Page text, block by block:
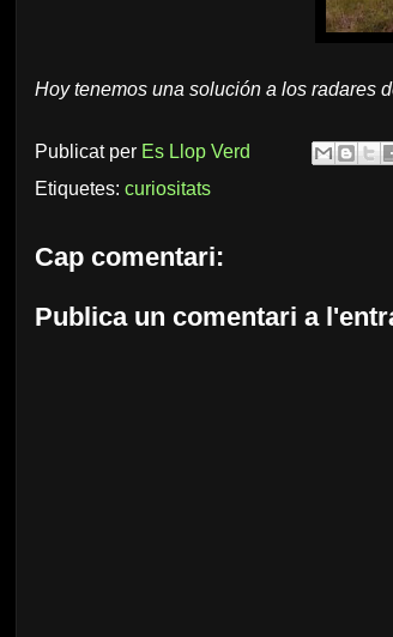
Hoy tenemos una solución a los radares
Publicat per Es Llop Verd
Etiquetes: curiositats
Cap comentari:
Publica un comentari a